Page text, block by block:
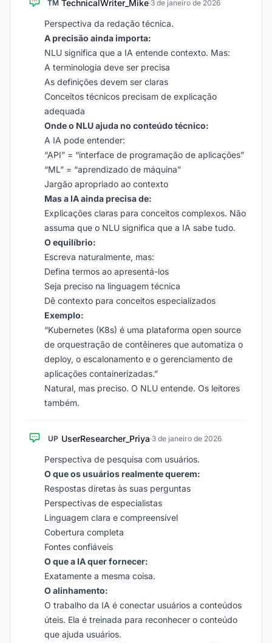
TM TechnicalWriter_Mike·3 de janeiro de 2026
Perspectiva da redação técnica.
A precisão ainda importa:
NLU significa que a IA entende contexto. Mas:
A terminologia deve ser precisa
As definições devem ser claras
Conceitos técnicos precisam de explicação
adequada
Onde o NLU ajuda no conteúdo técnico:
A IA pode entender:
“API” = “interface de programação de aplicações”
“ML” = “aprendizado de máquina”
Jargão apropriado ao contexto
Mas a IA ainda precisa de:
Explicações claras para conceitos complexos. Não
assuma que o NLU significa que a IA sabe tudo.
O equilíbrio:
Escreva naturalmente, mas:
Defina termos ao apresentá-los
Seja preciso na linguagem técnica
Dê contexto para conceitos especializados
Exemplo:
“Kubernetes (K8s) é uma plataforma open source
de orquestração de contêineres que automatiza o
deploy, o escalonamento e o gerenciamento de
aplicações containerizadas.”
Natural, mas preciso. O NLU entende. Os leitores
também.
UP UserResearcher_Priya·3 de janeiro de 2026
Perspectiva de pesquisa com usuários.
O que os usuários realmente querem:
Respostas diretas às suas perguntas
Perspectivas de especialistas
Linguagem clara e compreensível
Cobertura completa
Fontes confiáveis
O que a IA quer fornecer:
Exatamente a mesma coisa.
O alinhamento:
O trabalho da IA é conectar usuários a conteúdos
úteis. Ela é treinada para reconhecer o conteúdo
que ajuda usuários.